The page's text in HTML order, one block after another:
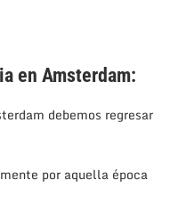
en Amsterdam:
debemos regresar
por aquella época